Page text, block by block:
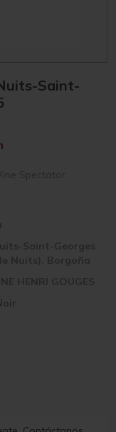
Saint-
Spectator
Saint-Georges
Nuits), Borgoña
HENRI GOUGES